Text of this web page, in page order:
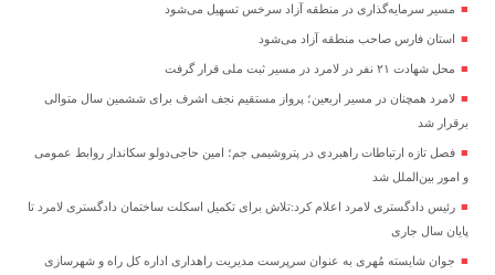
مسیر سرمایه‌گذاری در منطقه آزاد سرخس تسهیل می‌شود
استان فارس صاحب منطقه آزاد می‌شود
محل شهادت ۲۱ نفر در لامرد در مسیر ثبت ملی قرار گرفت
لامرد همچنان در مسیر اربعین؛ پرواز مستقیم نجف اشرف برای ششمین سال متوالی
برقرار شد
فصل تازه ارتباطات راهبردی در پتروشیمی جم؛ امین حاجی‌دولو سکاندار روابط عمومی
و امور بین‌الملل شد
رئیس دادگستری لامرد اعلام کرد:تلاش برای تکمیل اسکلت ساختمان دادگستری لامرد تا
پایان سال جاری
جوان شایسته مُهری به عنوان سرپرست مدیریت راهداری اداره کل راه و شهرسازی